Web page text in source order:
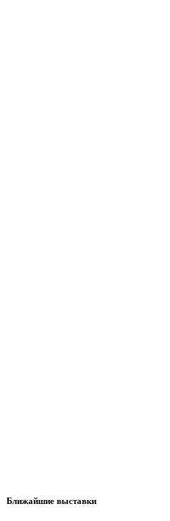
Ближайшие выставки